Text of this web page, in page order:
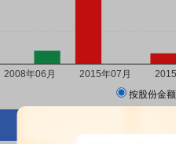
按股份金